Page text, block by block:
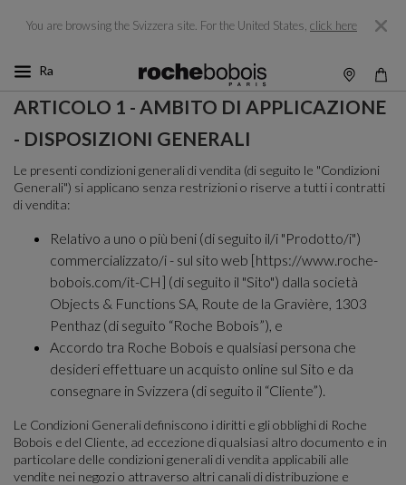
You are browsing the Svizzera site. For the United States, click here
ARTICOLO 1 - AMBITO DI APPLICAZIONE
- DISPOSIZIONI GENERALI
Le presenti condizioni generali di vendita (di seguito le "Condizioni
Generali") si applicano senza restrizioni o riserve a tutti i contratti
di vendita:
Relativo a uno o più beni (di seguito il/i "Prodotto/i")
commercializzato/i - sul sito web [https://www.roche-
bobois.com/it-CH] (di seguito il "Sito") dalla società
Objects & Functions SA, Route de la Gravière, 1303
Penthaz (di seguito “Roche Bobois”), e
Accordo tra Roche Bobois e qualsiasi persona che
desideri effettuare un acquisto online sul Sito e da
consegnare in Svizzera (di seguito il “Cliente”).
Le Condizioni Generali definiscono i diritti e gli obblighi di Roche
Bobois e del Cliente, ad eccezione di qualsiasi altro documento e in
particolare delle condizioni generali di vendita applicabili alle
vendite nei negozi o attraverso altri canali di distribuzione e